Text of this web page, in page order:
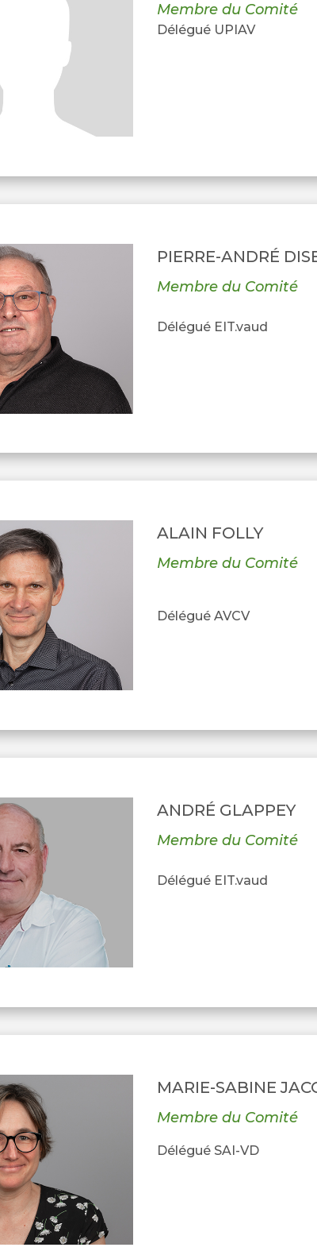
Membre du Comité
Délégué UPIAV
PIERRE-ANDRÉ
Membre du Comité
Délégué EIT.vaud
ALAIN FOLLY
Membre du Comité
Délégué AVCV
ANDRÉ GLAPPEY
Membre du Comité
Délégué EIT.vaud
MARIE-SABINE
Membre du Comité
Délégué SAI-VD